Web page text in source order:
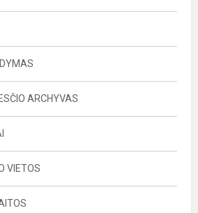
ARCHYVAS
VIETOS